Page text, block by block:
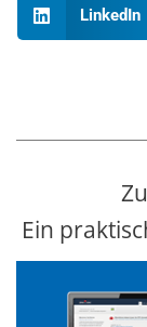
LinkedIn
Ein